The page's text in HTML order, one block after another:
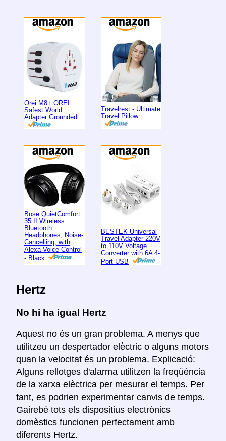
Orei M8+ OREI
Safest World
Adapter Grounded
Travelrest - Ultimate
Travel Pillow
Bose QuietComfort
35 II Wireless
Bluetooth
Headphones, Noise-
Cancelling, with
Alexa Voice Control
- Black
BESTEK Universal
Travel Adapter 220V
to 110V Voltage
Converter with 6A 4-
Port USB
Hertz
No hi ha igual Hertz
Aquest no és un gran problema. A menys que
utilitzeu un despertador elèctric o alguns motors
quan la velocitat és un problema. Explicació:
Alguns rellotges d'alarma utilitzen la freqüència
de la xarxa elèctrica per mesurar el temps. Per
tant, es podrien experimentar canvis de temps.
Gairebé tots els dispositius electrònics
domèstics funcionen perfectament amb
diferents Hertz.